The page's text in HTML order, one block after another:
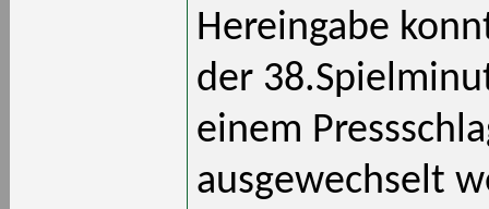
Hereingabe
der
einem
ausgewechselt